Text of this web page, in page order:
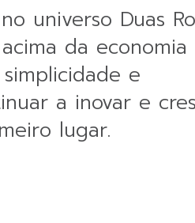
universo Duas
da economia
e
a inovar e
lugar.